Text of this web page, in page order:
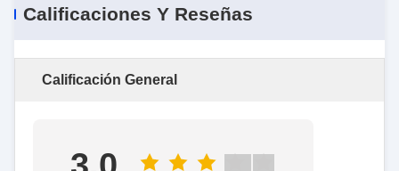
Calificaciones Y Reseñas
Calificación General